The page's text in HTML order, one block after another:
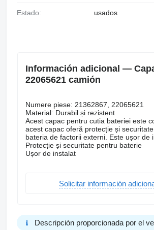
Estado: usados
Información adicional —
22065621 camión
Numere piese: 21362867, 22065621
Material: Durabil și rezistent
Acest capac pentru cutia bateriei este
acest capac oferă protecție și
bateria de factorii externi. Este ușor
Protecție și securitate pentru baterie
Ușor de instalat
Solicitar información
Descripción proporcionada por el